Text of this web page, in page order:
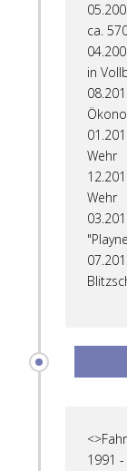
ca.
in
Wehr
Wehr
1991